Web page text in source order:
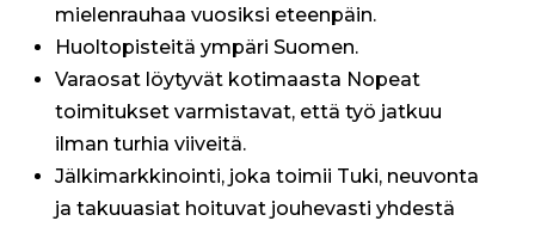
mielenrauhaa vuosiksi eteenpäin.
Huoltopisteitä ympäri Suomen.
Varaosat löytyvät kotimaasta Nopeat
toimitukset varmistavat, että työ jatkuu
ilman turhia viiveitä.
Jälkimarkkinointi, joka toimii Tuki, neuvonta
ja takuuasiat hoituvat jouhevasti yhdestä